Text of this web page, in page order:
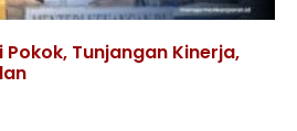
Pokok, Tunjangan Kinerja,